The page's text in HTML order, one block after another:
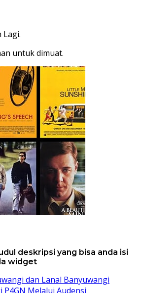
Lagi.
untuk dimuat.
deskripsi yang bisa anda isi
widget